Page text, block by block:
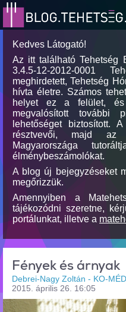
Kedves Látogató!
Az itt található Tehetség
3.4.5-12-2012-0001
meghirdetett, Tehetség
hívta életre. Számos
helyet ez a felület, és
megvalósított további
lehetőséget biztosított.
résztvevői, majd az
Magyarországa
élménybeszámolókat.
A blog új bejegyzéseket
megőrizzük.
Amennyiben a
tájékozódni szeretne,
portálunkat, illetve a
Fények és árnyak
Debrei-Nagy Zoltán - KO-
2015. április 26. 16:05